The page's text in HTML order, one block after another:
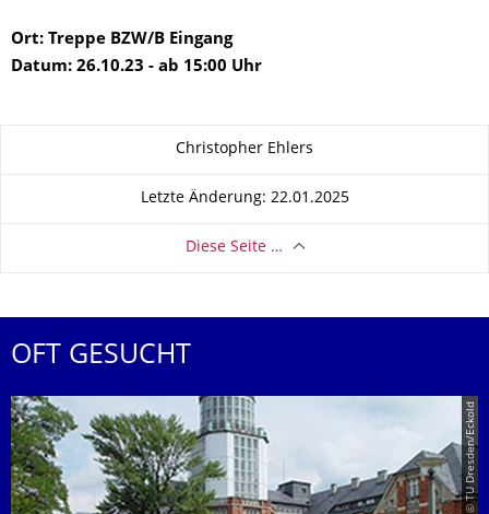
Ort: Treppe BZW/B Eingang
Datum: 26.10.23 - ab 15:00 Uhr
Christopher Ehlers
Letzte Änderung: 22.01.2025
Diese Seite …
OFT GESUCHT
© TU Dresden/Eckold